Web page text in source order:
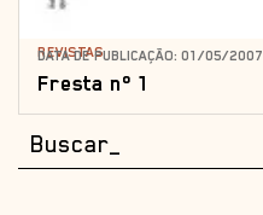
REVISTAS
DATA DE PUBLICAÇÃO: 01/05/2007
Fresta nº 1